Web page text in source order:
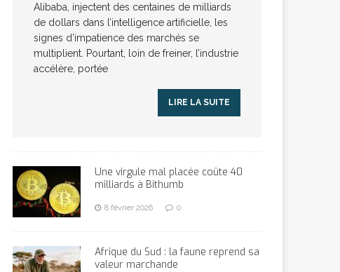
Alibaba, injectent des centaines de milliards
de dollars dans l’intelligence artificielle, les
signes d’impatience des marchés se
multiplient. Pourtant, loin de freiner, l’industrie
accélère, portée
LIRE LA SUITE
Une virgule mal placée coûte 40
milliards à Bithumb
8 février 2026 0
Afrique du Sud : la faune reprend sa
valeur marchande